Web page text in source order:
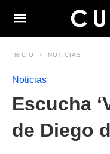
INICIO NOTICIAS
Noticias
Escucha
de Diego